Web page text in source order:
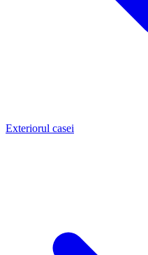
Exteriorul casei